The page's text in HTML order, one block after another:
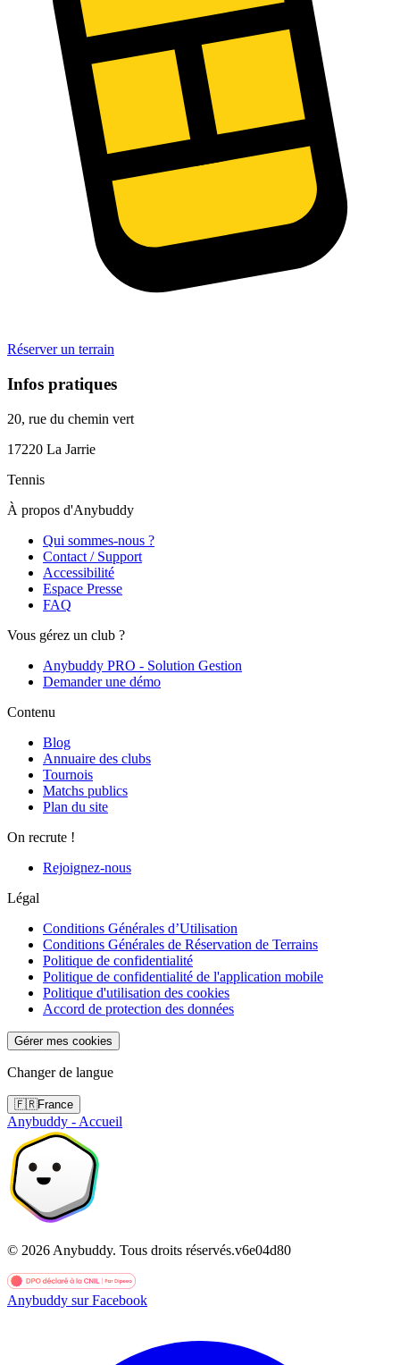
Réserver un terrain
Infos pratiques
20, rue du chemin vert
17220 La Jarrie
Tennis
À propos d'Anybuddy
Qui sommes-nous ?
Contact / Support
Accessibilité
Espace Presse
FAQ
Vous gérez un club ?
Anybuddy PRO - Solution Gestion
Demander une démo
Contenu
Blog
Annuaire des clubs
Tournois
Matchs publics
Plan du site
On recrute !
Rejoignez-nous
Légal
Conditions Générales d’Utilisation
Conditions Générales de Réservation de Terrains
Politique de confidentialité
Politique de confidentialité de l'application mobile
Politique d'utilisation des cookies
Accord de protection des données
Gérer mes cookies
Changer de langue
🇫🇷France
Anybuddy - Accueil
© 2026 Anybuddy. Tous droits réservés.v6e04d80
Anybuddy sur Facebook